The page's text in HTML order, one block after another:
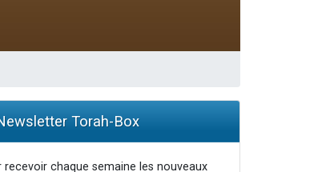
Torah-Box
recevoir chaque semaine les nouveaux